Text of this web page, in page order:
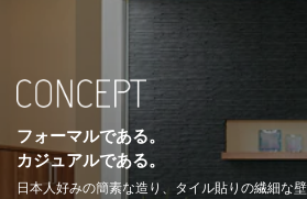
フォーマルである。
カジュアルである。
日本人好みの簡素な造り、タイル貼りの繊細な